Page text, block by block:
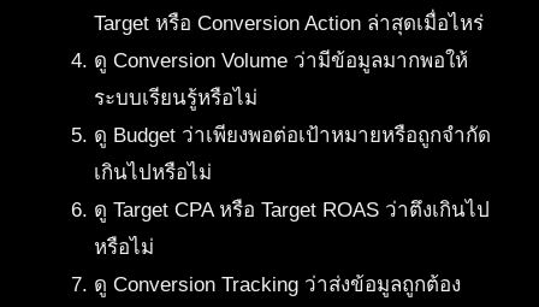
Target หรือ Conversion Action ล่าสุดเมื่อไหร่
ดู Conversion Volume ว่ามีข้อมูลมากพอให้
ระบบเรียนรู้หรือไม่
ดู Budget ว่าเพียงพอต่อเป้าหมายหรือถูกจำกัด
เกินไปหรือไม่
ดู Target CPA หรือ Target ROAS ว่าตึงเกินไป
หรือไม่
ดู Conversion Tracking ว่าส่งข้อมูลถูกต้อง